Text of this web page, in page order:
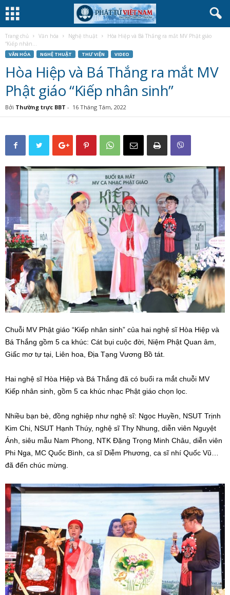
Trang chủ Văn hóa Nghệ thuật
Hòa Hiệp và Bá Thắng ra mắt MV Phật giáo
“Kiếp nhân...
VĂN HÓA NGHỆ THUẬT THƯ VIỆN VIDEO
Hòa Hiệp và Bá Thắng ra mắt MV
Phật giáo “Kiếp nhân sinh”
Bởi Thường trực BBT - 16 Tháng Tám, 2022
Chuỗi MV Phật giáo “Kiếp nhân sinh” của hai nghệ sĩ Hòa Hiệp và
Bá Thắng gồm 5 ca khúc: Cát bụi cuộc đời, Niệm Phật Quan âm,
Giấc mơ tự tại, Liên hoa, Địa Tạng Vương Bồ tát.
Hai nghệ sĩ Hòa Hiệp và Bá Thắng đã có buổi ra mắt chuỗi MV
Kiếp nhân sinh, gồm 5 ca khúc nhạc Phật giáo chọn lọc.
Nhiều bạn bè, đồng nghiệp như nghệ sĩ: Ngọc Huyền, NSUT Trịnh
Kim Chi, NSUT Hạnh Thúy, nghệ sĩ Thy Nhung, diễn viên Nguyệt
Ánh, siêu mẫu Nam Phong, NTK Đặng Trọng Minh Châu, diễn viên
Phi Nga, MC Quốc Bình, ca sĩ Diễm Phương, ca sĩ nhí Quốc Vũ…
đã đến chúc mừng.